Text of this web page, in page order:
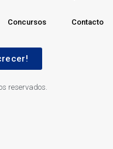
Concursos Contacto
reservados.